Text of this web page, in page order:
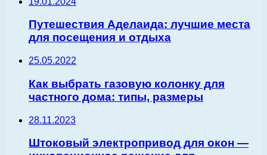
Путешествия Аделаида: лучшие места
для посещения и отдыха
25.05.2022
Как выбрать газовую колонку для
частного дома: типы, размеры
28.11.2023
Штоковый электропривод для окон —